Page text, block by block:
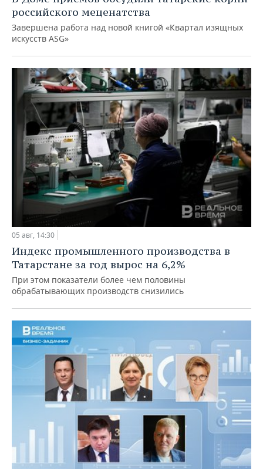
российского меценатства
Завершена работа над новой книгой «Квартал изящных
искусств ASG»
05 авг, 14:30
Индекс промышленного производства в
Татарстане за год вырос на 6,2%
При этом показатели более чем половины
обрабатывающих производств снизились